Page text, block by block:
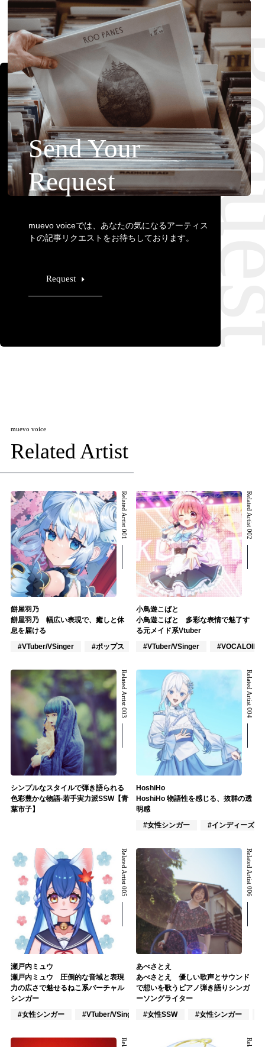
Send Your
Request
muevo voiceでは、あなたの気になるアーティス
トの記事リクエストをお待ちしております。
Request
muevo voice
Related Artist
Related Artist 001
餅屋羽乃
餅屋羽乃 幅広い表現で、癒しと休
息を届ける
#VTuber/VSinger
#ポップス #ロック
Related Artist 002
小鳥遊こばと
小鳥遊こばと 多彩な表情で魅了す
る元メイド系Vtuber
#VTuber/VSinger
#VOCALOID
Related Artist 003
シンプルなスタイルで弾き語られる
色彩豊かな物語-若手実力派SSW【青
葉市子】
Related Artist 004
HoshiHo
HoshiHo 物語性を感じる、抜群の透
明感
#女性シンガー
#インディーズ
Related Artist 005
瀬戸内ミュウ
瀬戸内ミュウ 圧倒的な音域と表現
力の広さで魅せるねこ系バーチャル
シンガー
#女性シンガー
#VTuber/VSinger #ポップス
Related Artist 006
あべさとえ
あべさとえ 優しい歌声とサウンド
で想いを歌うピアノ弾き語りシンガ
ーソングライター
#女性SSW
#女性シンガー